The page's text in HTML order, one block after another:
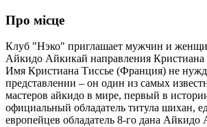
Про місце
Клуб "Нэко" приглашает мужчин и
Айкидо Айкикай направления Кристиана
Имя Кристиана Тиссье (Франция) не
представлении – он один из самых
мастеров айкидо в мире, первый в
официальный обладатель титула шихан,
европейцев обладатель 8-го дана Айкидо